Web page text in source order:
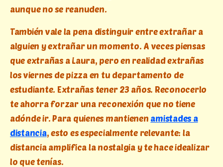
aunque no se reanuden.
También vale la pena distinguir entre extrañar a
alguien y extrañar un momento. A veces piensas
que extrañas a Laura, pero en realidad extrañas
los viernes de pizza en tu departamento de
estudiante. Extrañas tener 23 años. Reconocerlo
te ahorra forzar una reconexión que no tiene
adónde ir. Para quienes mantienen amistades a
distancia, esto es especialmente relevante: la
distancia amplifica la nostalgia y te hace idealizar
lo que tenías.